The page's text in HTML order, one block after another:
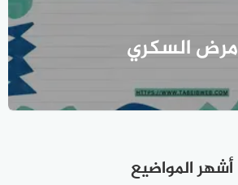
مرض السكري
أشهر المواضيع